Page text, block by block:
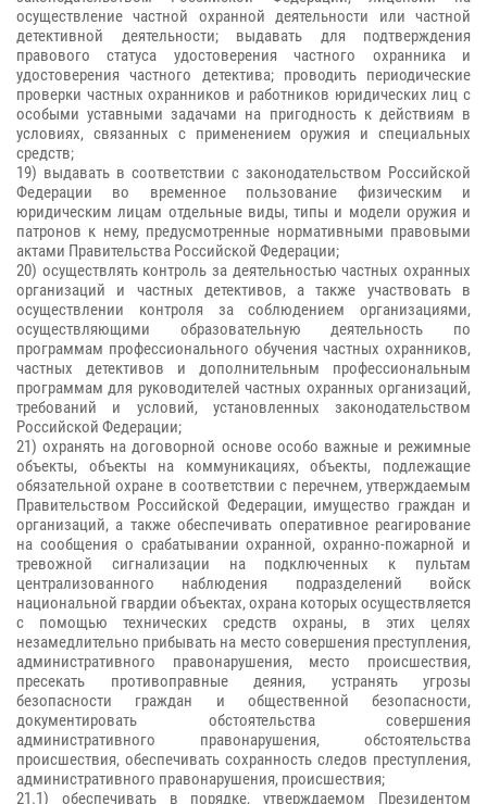
осуществление частной охранной деятельности или частной
детективной деятельности; выдавать для подтверждения
правового статуса удостоверения частного охранника и
удостоверения частного детектива; проводить периодические
проверки частных охранников и работников юридических лиц с
особыми уставными задачами на пригодность к действиям в
условиях, связанных с применением оружия и специальных
средств;
19) выдавать в соответствии с законодательством Российской
Федерации во временное пользование физическим и
юридическим лицам отдельные виды, типы и модели оружия и
патронов к нему, предусмотренные нормативными правовыми
актами Правительства Российской Федерации;
20) осуществлять контроль за деятельностью частных охранных
организаций и частных детективов, а также участвовать в
осуществлении контроля за соблюдением организациями,
осуществляющими образовательную деятельность по
программам профессионального обучения частных охранников,
частных детективов и дополнительным профессиональным
программам для руководителей частных охранных организаций,
требований и условий, установленных законодательством
Российской Федерации;
21) охранять на договорной основе особо важные и режимные
объекты, объекты на коммуникациях, объекты, подлежащие
обязательной охране в соответствии с перечнем, утверждаемым
Правительством Российской Федерации, имущество граждан и
организаций, а также обеспечивать оперативное реагирование
на сообщения о срабатывании охранной, охранно-пожарной и
тревожной сигнализации на подключенных к пультам
централизованного наблюдения подразделений войск
национальной гвардии объектах, охрана которых осуществляется
с помощью технических средств охраны, в этих целях
незамедлительно прибывать на место совершения преступления,
административного правонарушения, место происшествия,
пресекать противоправные деяния, устранять угрозы
безопасности граждан и общественной безопасности,
документировать обстоятельства совершения
административного правонарушения, обстоятельства
происшествия, обеспечивать сохранность следов преступления,
административного правонарушения, происшествия;
21.1) обеспечивать в порядке, утверждаемом Президентом